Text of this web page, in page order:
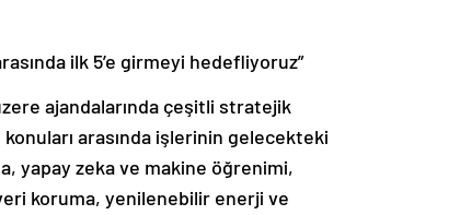
ilk 5’e girmeyi hedefliyoruz”
ajandalarında çeşitli stratejik
arasında işlerinin gelecekteki
yapay zeka ve makine öğrenimi,
koruma, yenilenebilir enerji ve